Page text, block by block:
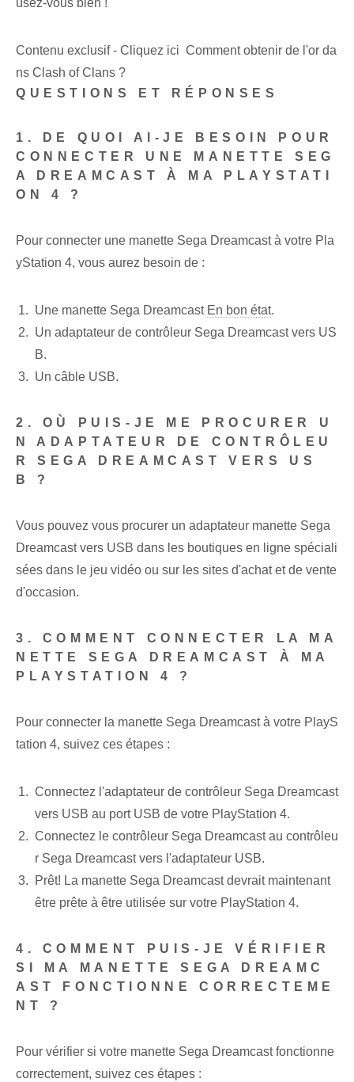
usez-vous bien !
Contenu exclusif - Cliquez ici Comment obtenir de l'or da
ns Clash of Clans ?
QUESTIONS ET RÉPONSES
1. DE QUOI AI-JE BESOIN POUR
CONNECTER UNE MANETTE SEG
A DREAMCAST À MA PLAYSTATI
ON 4 ?
Pour connecter une manette Sega Dreamcast à votre Pla
yStation 4, vous aurez besoin de :
Une manette Sega Dreamcast En bon état.
Un adaptateur de contrôleur Sega Dreamcast vers US
B.
Un câble USB.
2. OÙ PUIS-JE ME PROCURER U
N ADAPTATEUR DE CONTRÔLEU
R SEGA DREAMCAST VERS US
B ?
Vous pouvez vous procurer un adaptateur manette Sega
Dreamcast vers USB dans les boutiques en ligne spéciali
sées dans le jeu vidéo ou sur les sites d'achat et de vente
d'occasion.
3. COMMENT CONNECTER LA MA
NETTE SEGA DREAMCAST À MA
PLAYSTATION 4 ?
Pour connecter la manette Sega Dreamcast à votre PlayS
tation 4, suivez ces étapes :
Connectez l'adaptateur de contrôleur Sega Dreamcast
vers USB au port USB de votre PlayStation 4.
Connectez le contrôleur Sega Dreamcast au contrôleu
r Sega Dreamcast vers l'adaptateur USB.
Prêt! La manette Sega Dreamcast devrait maintenant
être prête à être utilisée sur votre PlayStation 4.
4. COMMENT PUIS-JE VÉRIFIER
SI MA MANETTE SEGA DREAMC
AST FONCTIONNE CORRECTEME
NT ?
Pour vérifier si votre manette Sega Dreamcast fonctionne
correctement, suivez ces étapes :